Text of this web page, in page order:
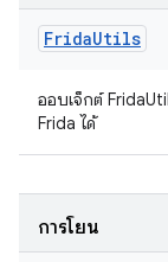
FridaUtils
ออบเจ็กต์
Frida ได้
การโยน